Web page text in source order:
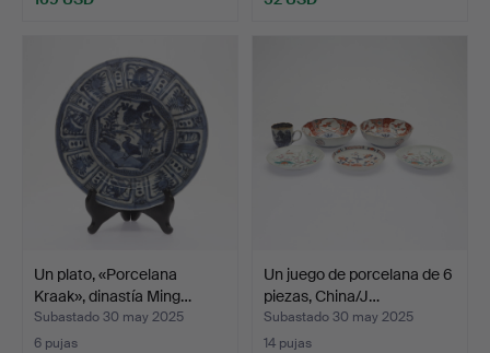
Un plato, «Porcelana
Kraak», dinastía Ming…
Subastado 30 may 2025
6 pujas
Un juego de porcelana de 6
piezas, China/J…
Subastado 30 may 2025
14 pujas